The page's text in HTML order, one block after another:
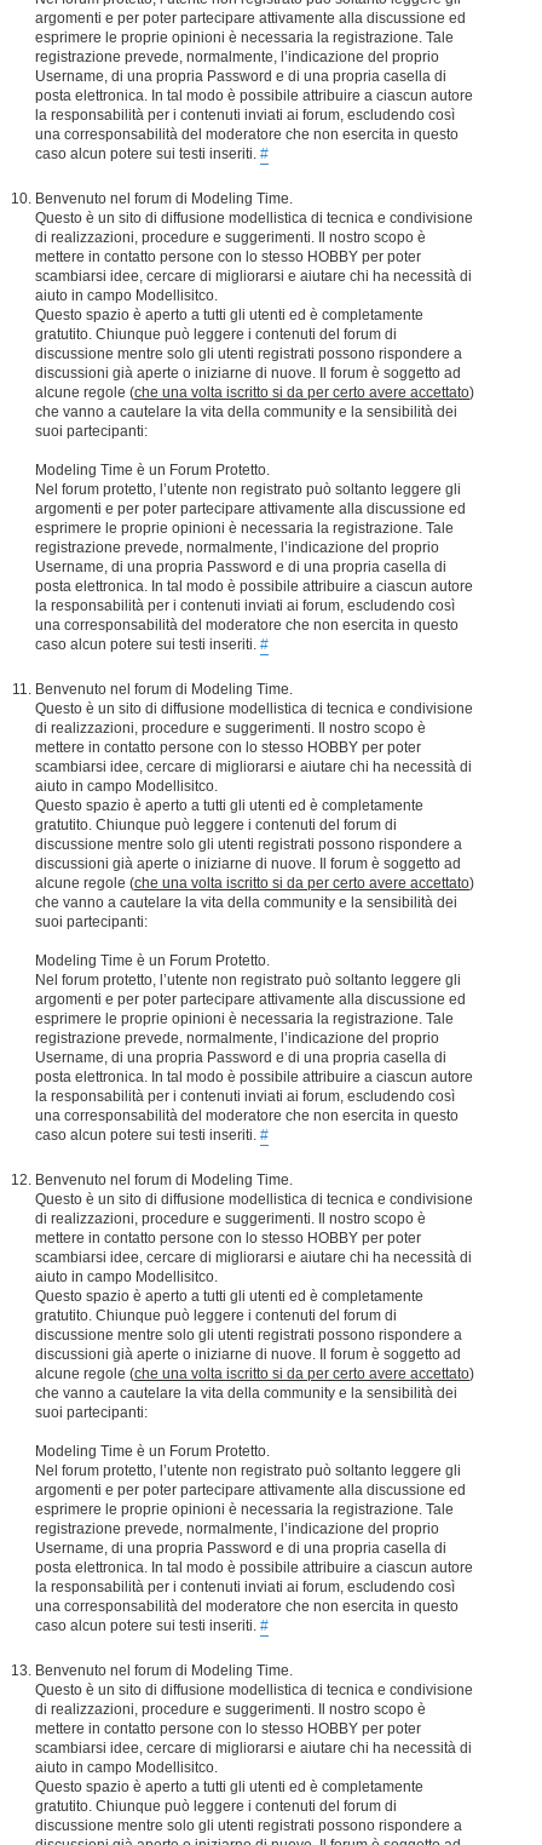
argomenti e per poter partecipare attivamente alla discussione ed
esprimere le proprie opinioni è necessaria la registrazione. Tale
registrazione prevede, normalmente, l’indicazione del proprio
Username, di una propria Password e di una propria casella di
posta elettronica. In tal modo è possibile attribuire a ciascun autore
la responsabilità per i contenuti inviati ai forum, escludendo così
una corresponsabilità del moderatore che non esercita in questo
caso alcun potere sui testi inseriti. #
Benvenuto nel forum di Modeling Time.
Questo è un sito di diffusione modellistica di tecnica e condivisione
di realizzazioni, procedure e suggerimenti. Il nostro scopo è
mettere in contatto persone con lo stesso HOBBY per poter
scambiarsi idee, cercare di migliorarsi e aiutare chi ha necessità di
aiuto in campo Modellisitco.
Questo spazio è aperto a tutti gli utenti ed è completamente
gratutito. Chiunque può leggere i contenuti del forum di
discussione mentre solo gli utenti registrati possono rispondere a
discussioni già aperte o iniziarne di nuove. Il forum è soggetto ad
alcune regole (che una volta iscritto si da per certo avere accettato)
che vanno a cautelare la vita della community e la sensibilità dei
suoi partecipanti:
Modeling Time è un Forum Protetto.
Nel forum protetto, l’utente non registrato può soltanto leggere gli
argomenti e per poter partecipare attivamente alla discussione ed
esprimere le proprie opinioni è necessaria la registrazione. Tale
registrazione prevede, normalmente, l’indicazione del proprio
Username, di una propria Password e di una propria casella di
posta elettronica. In tal modo è possibile attribuire a ciascun autore
la responsabilità per i contenuti inviati ai forum, escludendo così
una corresponsabilità del moderatore che non esercita in questo
caso alcun potere sui testi inseriti. #
Benvenuto nel forum di Modeling Time.
Questo è un sito di diffusione modellistica di tecnica e condivisione
di realizzazioni, procedure e suggerimenti. Il nostro scopo è
mettere in contatto persone con lo stesso HOBBY per poter
scambiarsi idee, cercare di migliorarsi e aiutare chi ha necessità di
aiuto in campo Modellisitco.
Questo spazio è aperto a tutti gli utenti ed è completamente
gratutito. Chiunque può leggere i contenuti del forum di
discussione mentre solo gli utenti registrati possono rispondere a
discussioni già aperte o iniziarne di nuove. Il forum è soggetto ad
alcune regole (che una volta iscritto si da per certo avere accettato)
che vanno a cautelare la vita della community e la sensibilità dei
suoi partecipanti:
Modeling Time è un Forum Protetto.
Nel forum protetto, l’utente non registrato può soltanto leggere gli
argomenti e per poter partecipare attivamente alla discussione ed
esprimere le proprie opinioni è necessaria la registrazione. Tale
registrazione prevede, normalmente, l’indicazione del proprio
Username, di una propria Password e di una propria casella di
posta elettronica. In tal modo è possibile attribuire a ciascun autore
la responsabilità per i contenuti inviati ai forum, escludendo così
una corresponsabilità del moderatore che non esercita in questo
caso alcun potere sui testi inseriti. #
Benvenuto nel forum di Modeling Time.
Questo è un sito di diffusione modellistica di tecnica e condivisione
di realizzazioni, procedure e suggerimenti. Il nostro scopo è
mettere in contatto persone con lo stesso HOBBY per poter
scambiarsi idee, cercare di migliorarsi e aiutare chi ha necessità di
aiuto in campo Modellisitco.
Questo spazio è aperto a tutti gli utenti ed è completamente
gratutito. Chiunque può leggere i contenuti del forum di
discussione mentre solo gli utenti registrati possono rispondere a
discussioni già aperte o iniziarne di nuove. Il forum è soggetto ad
alcune regole (che una volta iscritto si da per certo avere accettato)
che vanno a cautelare la vita della community e la sensibilità dei
suoi partecipanti:
Modeling Time è un Forum Protetto.
Nel forum protetto, l’utente non registrato può soltanto leggere gli
argomenti e per poter partecipare attivamente alla discussione ed
esprimere le proprie opinioni è necessaria la registrazione. Tale
registrazione prevede, normalmente, l’indicazione del proprio
Username, di una propria Password e di una propria casella di
posta elettronica. In tal modo è possibile attribuire a ciascun autore
la responsabilità per i contenuti inviati ai forum, escludendo così
una corresponsabilità del moderatore che non esercita in questo
caso alcun potere sui testi inseriti. #
Benvenuto nel forum di Modeling Time.
Questo è un sito di diffusione modellistica di tecnica e condivisione
di realizzazioni, procedure e suggerimenti. Il nostro scopo è
mettere in contatto persone con lo stesso HOBBY per poter
scambiarsi idee, cercare di migliorarsi e aiutare chi ha necessità di
aiuto in campo Modellisitco.
Questo spazio è aperto a tutti gli utenti ed è completamente
gratutito. Chiunque può leggere i contenuti del forum di
discussione mentre solo gli utenti registrati possono rispondere a